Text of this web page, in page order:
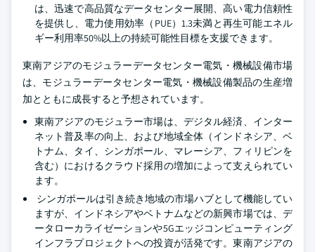
は、迅速で高品質なデータセンター展開、高い電力信頼性
を提供し、電力使用効率（PUE）1.3未満と再生可能エネル
ギー利用率50%以上の持続可能性目標を支援できます。
東南アジアのモジュラーデータセンター電気・機械設備市場
は、モジュラーデータセンター電気・機械設備製品の生産増
加とともに成長すると予想されています。
東南アジアのモジュラー市場は、デジタル経済、インター
ネット普及率の向上、および地域全体（インドネシア、ベ
トナム、タイ、シンガポール、マレーシア、フィリピンを
含む）におけるクラウド採用の増加によって支えられてい
ます。
シンガポールは引き続き地域の市場ハブとして機能してい
ますが、インドネシアやベトナムなどの新興市場では、デ
ータローカライゼーションや5Gエッジコンピューティング
インフラプロジェクトへの投資が活発です。東南アジアの